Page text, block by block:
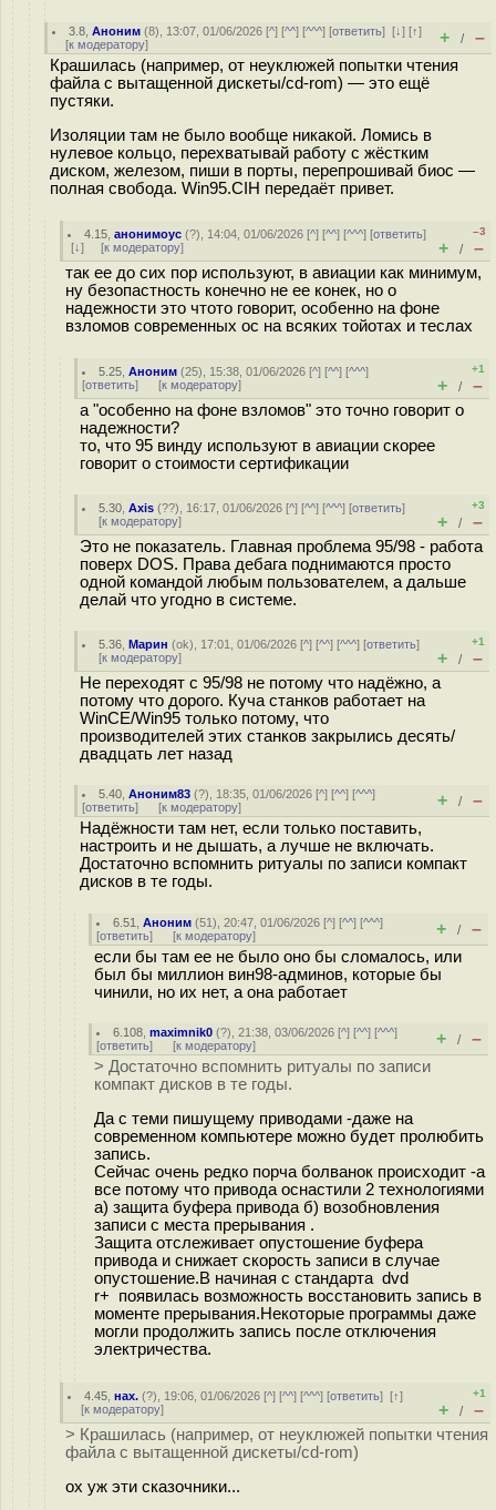
3.8 ,Аноним (8), 13:07, 01/06/2026 [^] [^^] [^^^] [ответить][↓] [↑]
[к модератору] + / –
Крашилась (например, от неуклюжей попытки чтения
файла с вытащенной дискеты/cd-rom) — это ещё
пустяки.
Изоляции там не было вообще никакой. Ломись в
нулевое кольцо, перехватывай работу с жёстким
диском, железом, пиши в порты, перепрошивай биос —
полная свобода. Win95.CIH передаёт привет.
4.15 ,анонимоус (?), 14:04, 01/06/2026 [^] [^^] [^^^] [ответить]
[↓] [к модератору]
–3
+ / –
так ее до сих пор используют, в авиации как минимум,
ну безопастность конечно не ее конек, но о
надежности это чтото говорит, особенно на фоне
взломов современных ос на всяких тойотах и теслах
5.25 ,Аноним (25), 15:38, 01/06/2026 [^] [^^] [^^^]
[ответить] [к модератору]
+1
+ / –
а "особенно на фоне взломов" это точно говорит о
надежности?
то, что 95 винду используют в авиации скорее
говорит о стоимости сертификации
5.30 ,Axis (??), 16:17, 01/06/2026 [^] [^^] [^^^] [ответить]
[к модератору]
+3
+ / –
Это не показатель. Главная проблема 95/98 - работа
поверх DOS. Права дебага поднимаются просто
одной командой любым пользователем, а дальше
делай что угодно в системе.
5.36 ,Марин (ok), 17:01, 01/06/2026 [^] [^^] [^^^] [ответить]
[к модератору]
+1
+ / –
Не переходят с 95/98 не потому что надёжно, а
потому что дорого. Куча станков работает на
WinCE/Win95 только потому, что
производителей этих станков закрылись десять/
двадцать лет назад
5.40 ,Аноним83 (?), 18:35, 01/06/2026 [^] [^^] [^^^]
[ответить] [к модератору] + / –
Надёжности там нет, если только поставить,
настроить и не дышать, а лучше не включать.
Достаточно вспомнить ритуалы по записи компакт
дисков в те годы.
6.51 ,Аноним (51), 20:47, 01/06/2026 [^] [^^] [^^^]
[ответить] [к модератору] + / –
если бы там ее не было оно бы сломалось, или
был бы миллион вин98-админов, которые бы
чинили, но их нет, а она работает
6.108 ,maximnik0 (?), 21:38, 03/06/2026 [^] [^^] [^^^]
[ответить] [к модератору] + / –
> Достаточно вспомнить ритуалы по записи
компакт дисков в те годы.
Да с теми пишущему приводами -даже на
современном компьютере можно будет пролюбить
запись.
Сейчас очень редко порча болванок происходит -а
все потому что привода оснастили 2 технологиями
а) защита буфера привода б) возобновления
записи с места прерывания .
Защита отслеживает опустошение буфера
привода и снижает скорость записи в случае
опустошение.В начиная с стандарта dvd
r+ появилась возможность восстановить запись в
моменте прерывания.Некоторые программы даже
могли продолжить запись после отключения
электричества.
4.45 ,нах. (?), 19:06, 01/06/2026 [^] [^^] [^^^] [ответить][↑]
[к модератору]
+1
+ / –
> Крашилась (например, от неуклюжей попытки чтения
файла с вытащенной дискеты/cd-rom)
ох уж эти сказочники...